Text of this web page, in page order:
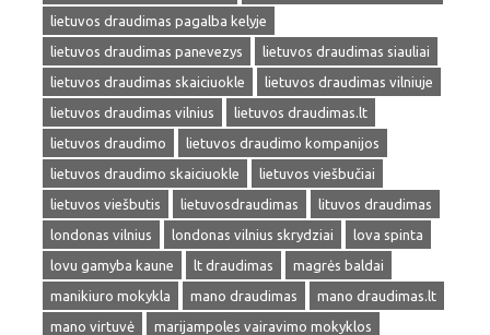
lietuvos draudimas pagalba kelyje
lietuvos draudimas panevezys
lietuvos draudimas siauliai
lietuvos draudimas skaiciuokle
lietuvos draudimas vilniuje
lietuvos draudimas vilnius
lietuvos draudimas.lt
lietuvos draudimo
lietuvos draudimo kompanijos
lietuvos draudimo skaiciuokle
lietuvos viešbučiai
lietuvos viešbutis
lietuvosdraudimas
lituvos draudimas
londonas vilnius
londonas vilnius skrydziai
lova spinta
lovu gamyba kaune
lt draudimas
magrės baldai
manikiuro mokykla
mano draudimas
mano draudimas.lt
mano virtuvė
marijampoles vairavimo mokyklos